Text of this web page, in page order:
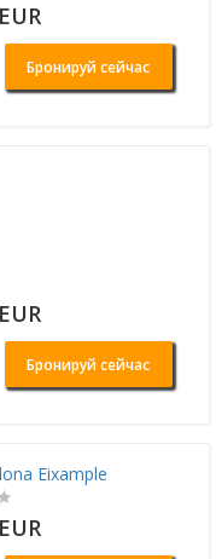
Бронируй сейчас
Бронируй сейчас
Eixample